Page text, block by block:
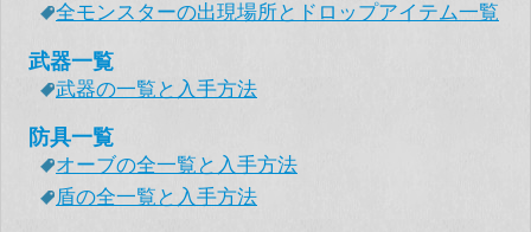
全モンスターの出現場所とドロップアイテム一覧
武器一覧
武器の一覧と入手方法
防具一覧
オーブの全一覧と入手方法
盾の全一覧と入手方法